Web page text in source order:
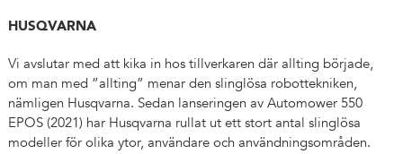
HUSQVARNA
Vi avslutar med att kika in hos tillverkaren där allting började,
om man med ”allting” menar den slinglösa robottekniken,
nämligen Husqvarna. Sedan lanseringen av Automower 550
EPOS (2021) har Husqvarna rullat ut ett stort antal slinglösa
modeller för olika ytor, användare och användningsområden.